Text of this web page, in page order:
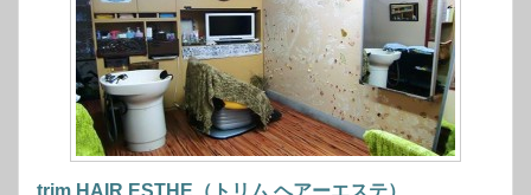
trim HAIR ESTHE（トリム ヘアーエステ）